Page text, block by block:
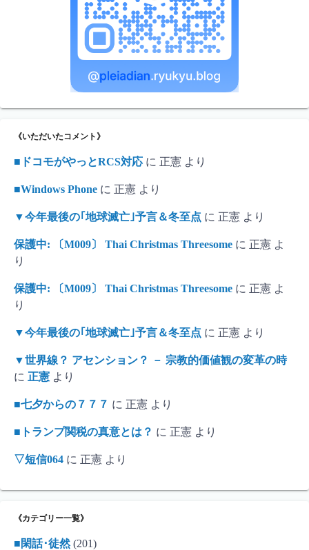
《いただいたコメント》
■ドコモがやっとRCS対応 に 正憲 より
■Windows Phone に 正憲 より
▼今年最後の｢地球滅亡｣予言＆冬至点 に 正憲 より
保護中: 〔M009〕 Thai Christmas Threesome に 正憲 よ
り
保護中: 〔M009〕 Thai Christmas Threesome に 正憲 よ
り
▼今年最後の｢地球滅亡｣予言＆冬至点 に 正憲 より
▼世界線？ アセンション？ － 宗教的価値観の変革の時
に 正憲 より
■七夕からの７７７ に 正憲 より
■トランプ関税の真意とは？ に 正憲 より
▽短信064 に 正憲 より
《カテゴリー一覧》
■閑話･徒然(201)